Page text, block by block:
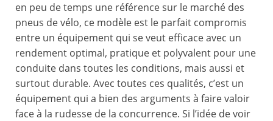
en peu de temps une référence sur le marché des
pneus de vélo, ce modèle est le parfait compromis
entre un équipement qui se veut efficace avec un
rendement optimal, pratique et polyvalent pour une
conduite dans toutes les conditions, mais aussi et
surtout durable. Avec toutes ces qualités, c’est un
équipement qui a bien des arguments à faire valoir
face à la rudesse de la concurrence. Si l’idée de voir